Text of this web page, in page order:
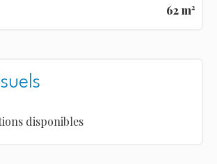
62 m²
disponibles